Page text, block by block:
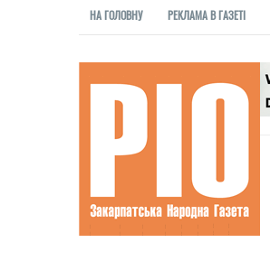
НА ГОЛОВНУ РЕКЛАМА В ГАЗЕТІ